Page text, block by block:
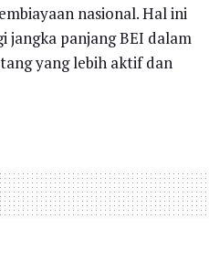
nasional. Hal ini
jangka panjang BEI dalam
yang lebih aktif dan